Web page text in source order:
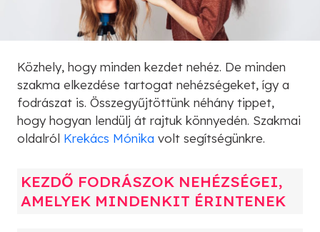
Közhely, hogy minden kezdet nehéz. De minden
szakma elkezdése tartogat nehézségeket, így a
fodrászat is. Összegyűjtöttünk néhány tippet,
hogy hogyan lendülj át rajtuk könnyedén. Szakmai
oldalról Krekács Mónika volt segítségünkre.
KEZDŐ FODRÁSZOK NEHÉZSÉGEI,
AMELYEK MINDENKIT ÉRINTENEK